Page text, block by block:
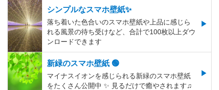
シンプルなスマホ壁紙✨
落ち着いた色合いのスマホ壁紙や上品に感じら
れる風景の待ち受けなど、合計で100枚以上ダウ
ンロードできます
新緑のスマホ壁紙 🟢
マイナスイオンを感じられる新緑のスマホ壁紙
をたくさん公開中 ✨ 見るだけで癒やされます♫